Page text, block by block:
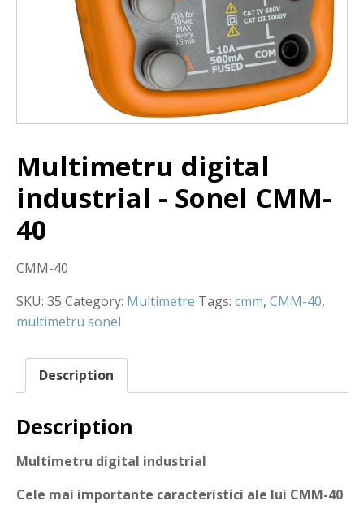
Multimetru digital
industrial - Sonel CMM-
40
CMM-40
SKU: 35 Category: Multimetre Tags: cmm, CMM-40,
multimetru sonel
Description
Description
Multimetru digital industrial
Cele mai importante caracteristici ale lui CMM-40